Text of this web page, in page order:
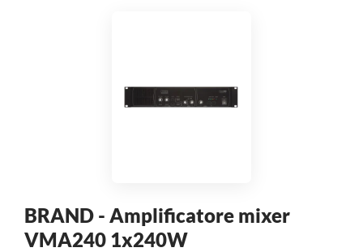
BRAND - Amplificatore mixer
VMA240 1x240W